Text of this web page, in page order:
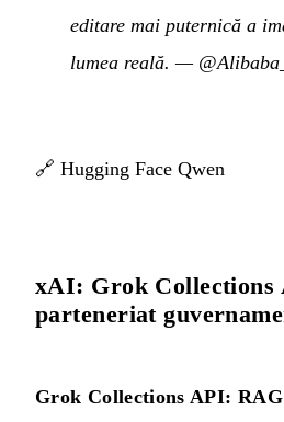
editare mai puternică a
lumea reală. —
🔗 Hugging Face Qwen
xAI: Grok Collections
parteneriat
Grok Collections API: